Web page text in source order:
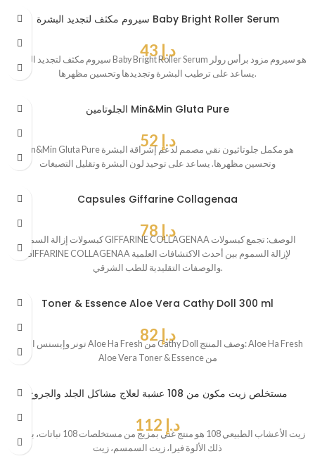
سيروم مكثف لتجديد البشرة Baby Bright Roller Serum
د.إ
سيروم مكثف لتجديد البشرة Baby Bright Roller Serum هو سيروم مزود برأس رولر
يساعد على ترطيب البشرة وتجديدها وتحسين مظهرها.
الجلوتامين Min&Min Gluta Pure
د.إ
Min&Min Gluta Pure هو مكمل جلوتاثيون نقي مصمم لدعم إشراقة البشرة
وتحسين مظهرها. يساعد على توحيد لون البشرة وتقليل التصبغات
Capsules Giffarine Collagenaa
د.إ
كبسولات إزالة السموم GIFFARINE COLLAGENAA الوصف: تجمع كبسولات
GIFFARINE COLLAGENAA لإزالة السموم بين أحدث الاكتشافات العلمية
والوصفات التقليدية للطب الشرقي.
Toner & Essence Aloe Vera Cathy Doll 300 ml
د.إ
تونر وإيسنس الصبار Aloe Ha Fresh من Cathy Doll وصف المنتج: Aloe Ha Fresh
Aloe Vera Toner & Essence من
مستخلص زيت مكون من 108 عشبة لعلاج مشاكل الجلد والجروح
د.إ
زيت الأعشاب الطبيعي 108 هو منتج غني بمزيج من مستخلصات 108 نباتات، بما في
ذلك الألوة فيرا، زيت السمسم، زيت